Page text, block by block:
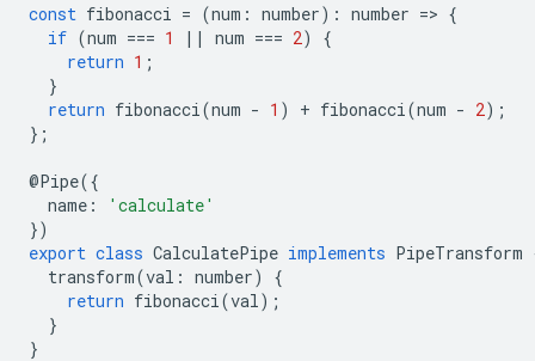
const fibonacci = (num : number) : number => {
if (num === 1 || num === 2)
{
return 1 ;
}
return fibonacci (num - 1 ) + fibonacci (num - 2);
};
@Pipe({
name :
'calculate'
})
export class CalculatePipe implements PipeTransform
transform(val : number)
{
return fibonacci (val );
}
}